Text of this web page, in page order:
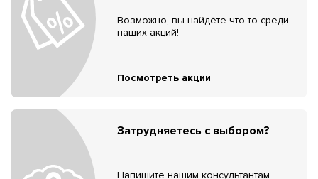
Возможно, вы найдёте что-то среди
наших акций!
Посмотреть акции
Затрудняетесь с выбором?
Напишите нашим консультантам